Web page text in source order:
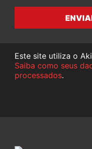
Este site utiliza o
Saiba como seus
processados.